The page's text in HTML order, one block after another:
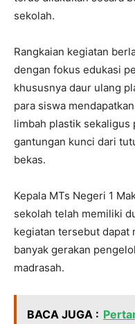
sekolah.
Rangkaian kegiatan
dengan fokus edukasi
khususnya daur ulang
para siswa
limbah plastik
gantungan kunci dari
bekas.
Kepala MTs Negeri 1
sekolah telah memiliki
kegiatan tersebut dapat
banyak gerakan
madrasah.
BACA JUGA :